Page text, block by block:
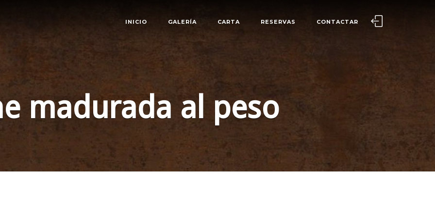
INICIO GALERÍA CARTA RESERVAS CONTACTAR
madurada al peso